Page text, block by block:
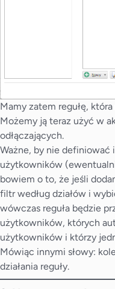
Mamy zatem regułę,
Możemy ją teraz użyć w
odłączających.
Ważne, by nie
użytkowników
bowiem o to, że jeśli
filtr według działów i
wówczas reguła będzie
użytkowników, których
użytkowników i którzy
Mówiąc innymi słowy:
działania reguły.